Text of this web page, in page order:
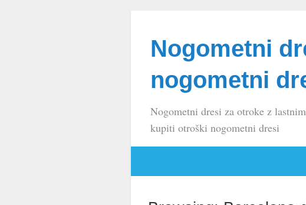
Nogometni
nogometni
Nogometni dresi za otroke z
kupiti otroški nogometni dresi